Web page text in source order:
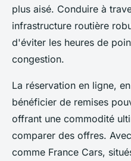
plus aisé. Conduire à
infrastructure routière
d'éviter les heures de
congestion.
La réservation en ligne,
bénéficier de remises
offrant une commodité
comparer des offres.
comme France Cars,